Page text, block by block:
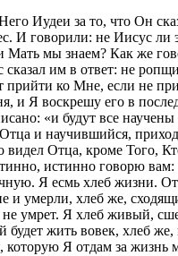
Иудеи за то, что Он
И говорили: не Иисус ли
Мать мы знаем? Как же
сказал им в ответ: не
ко Мне, если не
и Я воскрешу его в
«и будут все
и научившийся,
видел Отца, кроме Того,
истинно говорю
Я есмь хлеб жизни.
и умерли, хлеб же,
умрет. Я хлеб живый,
будет жить вовек, хлеб
которую Я отдам за жизнь